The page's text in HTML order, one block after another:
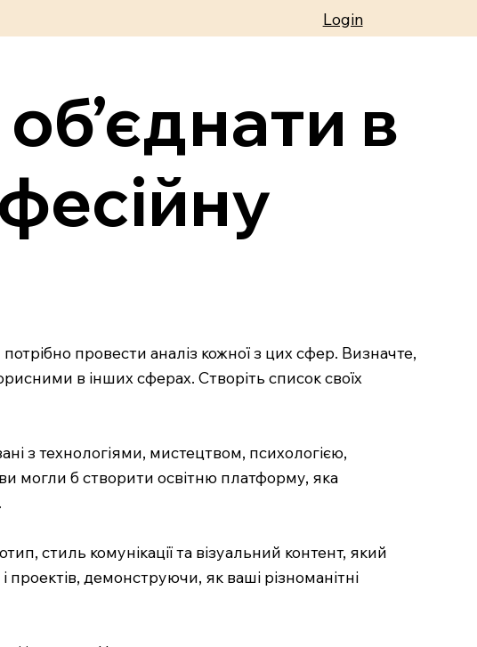
Login
в
провести аналіз кожної з цих сфер. Визначте,
в інших сферах. Створіть список своїх
з технологіями, мистецтвом, психологією,
могли б створити освітню платформу, яка
стиль комунікації та візуальний контент, який
проектів, демонструючи, як ваші різноманітні